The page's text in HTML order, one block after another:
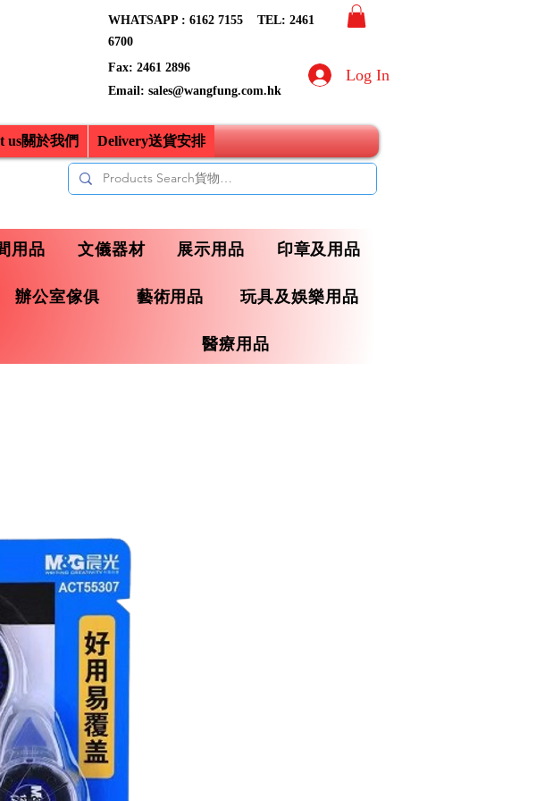
WHATSAPP : 6162 7155​ TEL: 2461
6700
Fax: 2461 2896
Email: sales@wangfung.com.hk
Log In
us關於我們 Delivery送貨安排
用品 文儀器材 展示用品 印章及用品
辦公室傢俱 藝術用品 玩具及娛樂用品
醫療用品